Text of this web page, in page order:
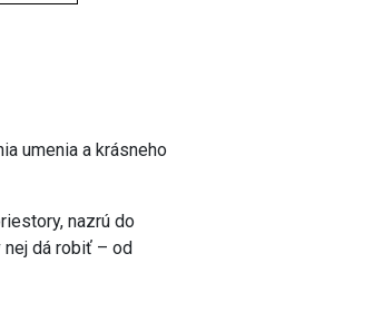
umenia a krásneho
nazrú do
nej dá robiť – od